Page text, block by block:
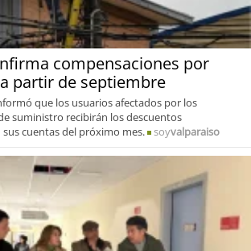
compensaciones por
partir de septiembre
que los usuarios afectados por los
suministro recibirán los descuentos
cuentas del próximo mes.
soyvalparaiso